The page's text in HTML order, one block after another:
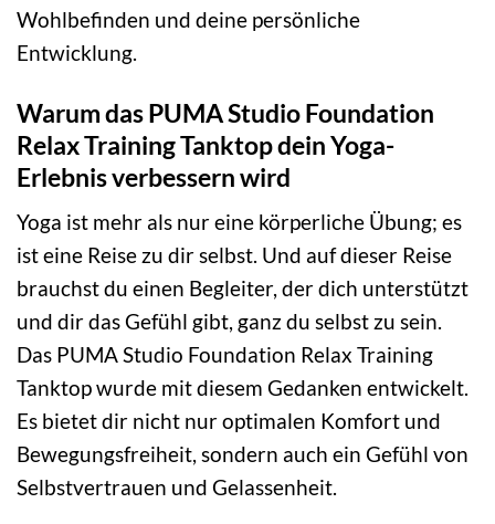
Wohlbefinden und deine persönliche
Entwicklung.
Warum das PUMA Studio Foundation
Relax Training Tanktop dein Yoga-
Erlebnis verbessern wird
Yoga ist mehr als nur eine körperliche Übung; es
ist eine Reise zu dir selbst. Und auf dieser Reise
brauchst du einen Begleiter, der dich unterstützt
und dir das Gefühl gibt, ganz du selbst zu sein.
Das PUMA Studio Foundation Relax Training
Tanktop wurde mit diesem Gedanken entwickelt.
Es bietet dir nicht nur optimalen Komfort und
Bewegungsfreiheit, sondern auch ein Gefühl von
Selbstvertrauen und Gelassenheit.